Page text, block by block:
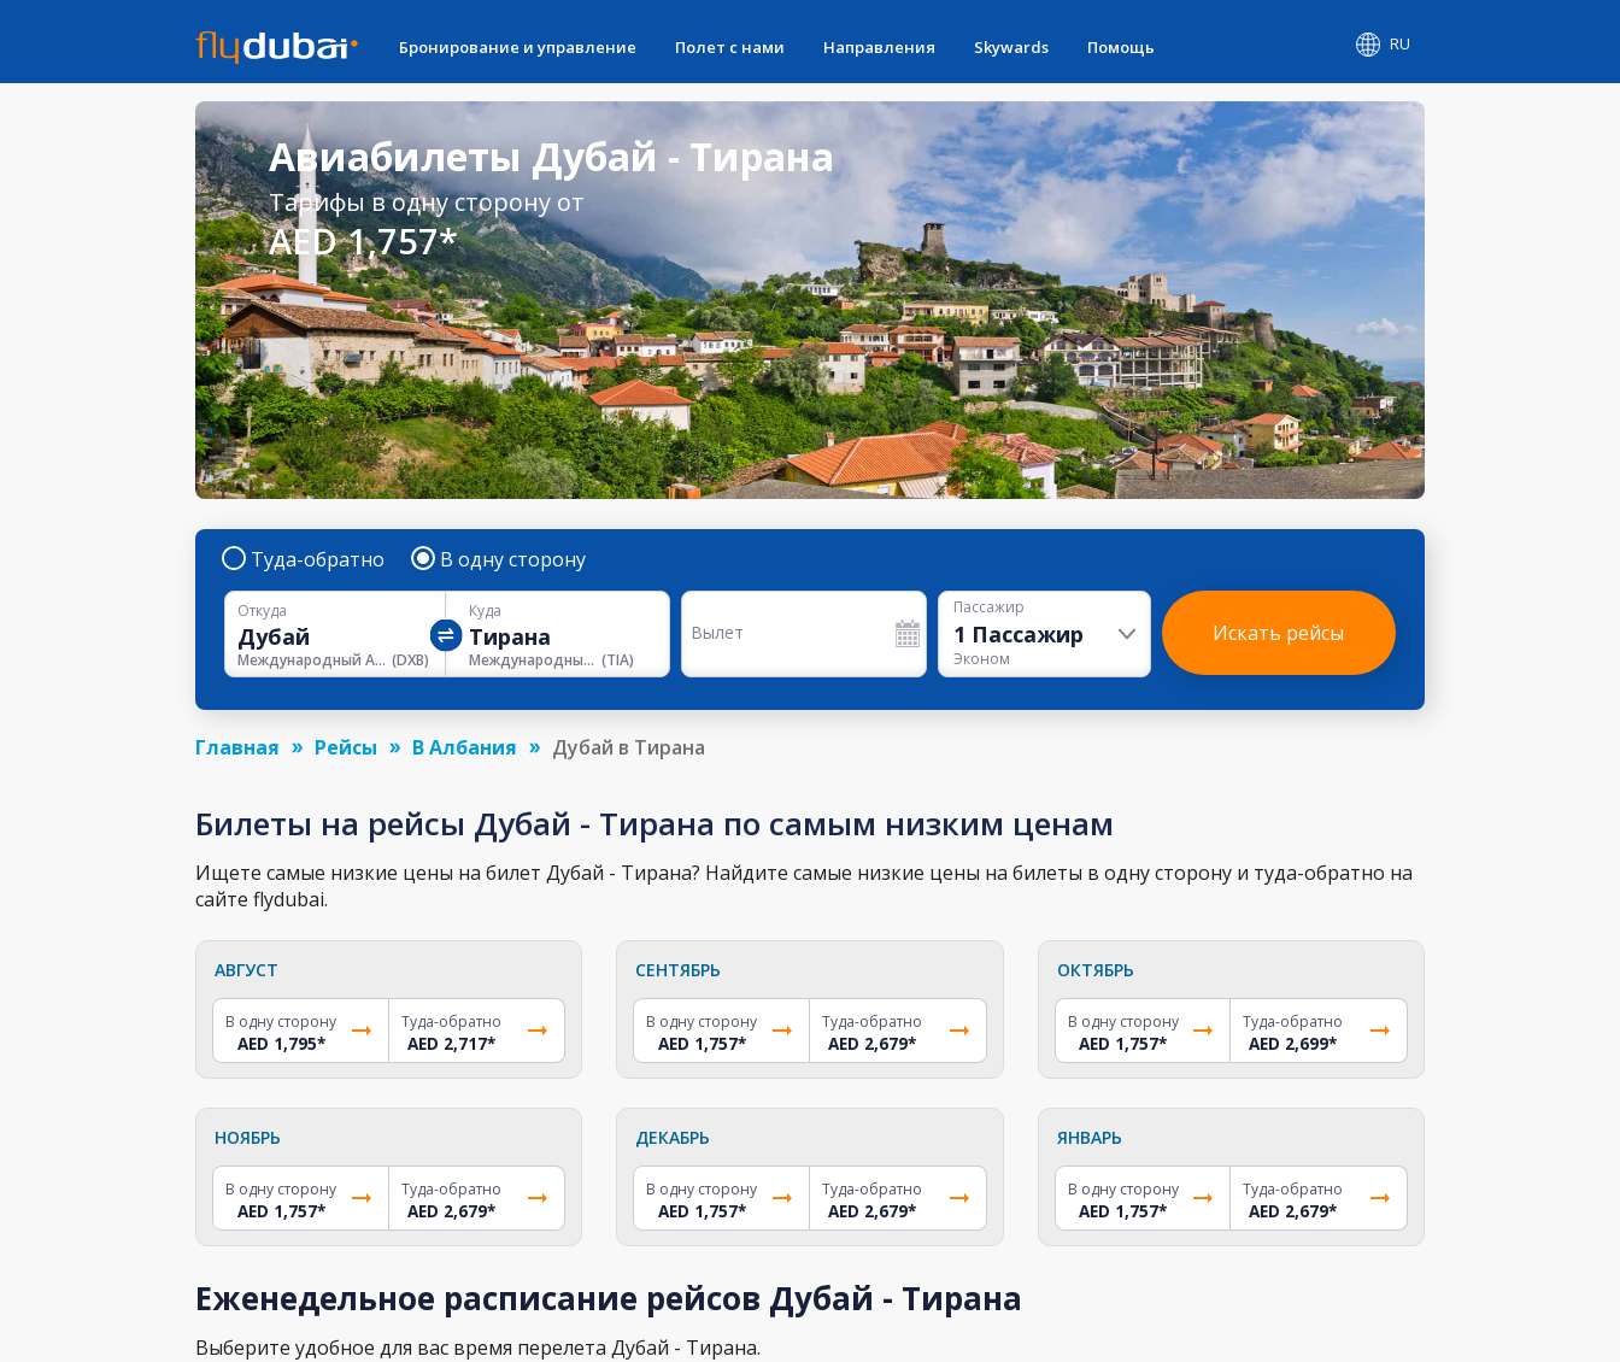
Бронирование и управление Полет с нами Направления Skywards Помощь RU
Авиабилеты Дубай - Тирана
Тарифы в одну сторону от
AED 1,757*
Туда-обратно В одну сторону
Откуда
Международный Аэропорт Дубая (DXB)
Куда
Международный аэропорт Тираны (TIA)
Вылет
Пассажир
1 Пассажир
Эконом
Искать рейсы
Главная Рейсы В Албания Дубай в Тирана
Билеты на рейсы Дубай - Тирана по самым низким ценам
Ищете самые низкие цены на билет Дубай - Тирана? Найдите самые низкие цены на билеты в одну сторону и туда-обратно на
сайте flydubai.
АВГУСТ
В одну сторону
AED 1,795*
Туда-обратно
AED 2,717*
СЕНТЯБРЬ
В одну сторону
AED 1,757*
Туда-обратно
AED 2,679*
ОКТЯБРЬ
В одну сторону
AED 1,757*
Туда-обратно
AED 2,699*
НОЯБРЬ
В одну сторону
AED 1,757*
Туда-обратно
AED 2,679*
ДЕКАБРЬ
В одну сторону
AED 1,757*
Туда-обратно
AED 2,679*
ЯНВАРЬ
В одну сторону
AED 1,757*
Туда-обратно
AED 2,679*
Еженедельное расписание рейсов Дубай - Тирана
Выберите удобное для вас время перелета Дубай - Тирана.